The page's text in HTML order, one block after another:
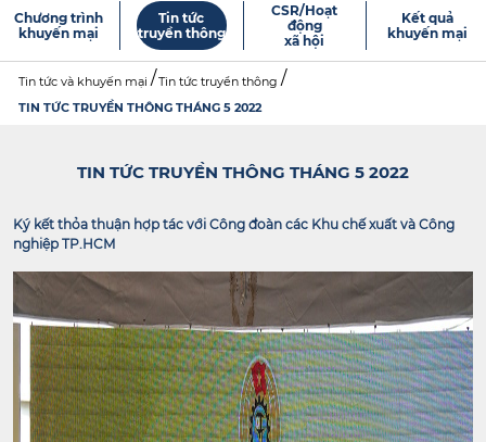
Chương trình
khuyến mại
Tin tức
truyền thông
CSR/Hoạt
động
xã hội
Kết quả
khuyến mại
Tin tức và khuyến mại
Tin tức truyền thông
TIN TỨC TRUYỀN THÔNG THÁNG 5 2022
TIN TỨC TRUYỀN THÔNG THÁNG 5 2022
Ký kết thỏa thuận hợp tác với Công đoàn các Khu chế xuất và Công
nghiệp TP.HCM